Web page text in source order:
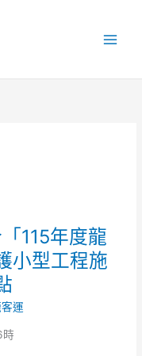
115年度龍
小型工程施
運
時